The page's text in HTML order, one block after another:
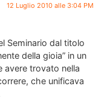
12 Luglio 2010 alle 3:04 PM
Seminario dal titolo
della gioia” in un
avere trovato nella
che unificava